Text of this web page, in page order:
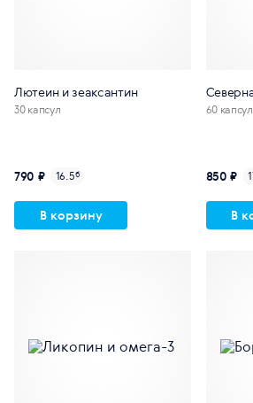
Лютеин и зеаксантин
30 капсул
790 ₽ 16.5б
В корзину
60 капсул
850 ₽
В